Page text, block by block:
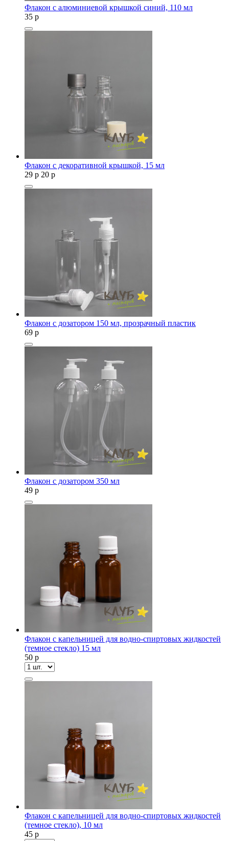
Флакон с алюминиевой крышкой синий, 110 мл
35 p
Флакон с декоративной крышкой, 15 мл
29 p 20 p
Флакон с дозатором 150 мл, прозрачный пластик
69 p
Флакон с дозатором 350 мл
49 p
Флакон с капельницей для водно-спиртовых жидкостей
(темное стекло) 15 мл
50 p
Флакон с капельницей для водно-спиртовых жидкостей
(темное стекло), 10 мл
45 p